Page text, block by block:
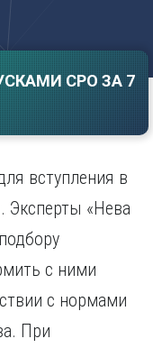
Симферополь
Смоленск
Тамбов
Тверь
Томск
Тула
У
СРО ЗА 7
вступления в
Эксперты «Нева
с ними
с нормами
При